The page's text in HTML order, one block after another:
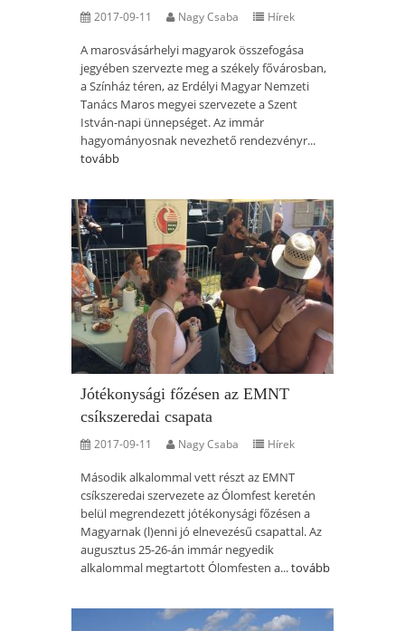
2017-09-11 Nagy Csaba Hírek
A marosvásárhelyi magyarok összefogása
jegyében szervezte meg a székely fővárosban,
a Színház téren, az Erdélyi Magyar Nemzeti
Tanács Maros megyei szervezete a Szent
István-napi ünnepséget. Az immár
hagyományosnak nevezhető rendezvényr...
tovább
Jótékonysági főzésen az EMNT
csíkszeredai csapata
2017-09-11 Nagy Csaba Hírek
Második alkalommal vett részt az EMNT
csíkszeredai szervezete az Ólomfest keretén
belül megrendezett jótékonysági főzésen a
Magyarnak (l)enni jó elnevezésű csapattal. Az
augusztus 25-26-án immár negyedik
alkalommal megtartott Ólomfesten a...tovább